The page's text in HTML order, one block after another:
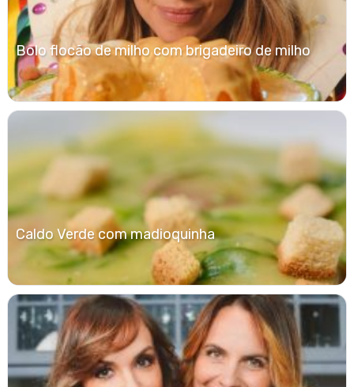
Bolo flocão de milho com brigadeiro de milho
Caldo Verde com madioquinha